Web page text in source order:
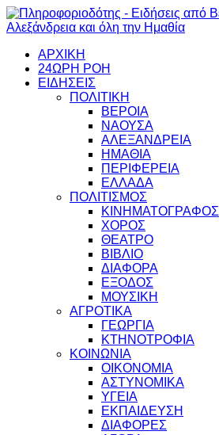
ΑΡΧΙΚΗ
24ΩΡΗ ΡΟΗ
ΕΙΔΗΣΕΙΣ
ΠΟΛΙΤΙΚΗ
ΒΕΡΟΙΑ
ΝΑΟΥΣΑ
ΑΛΕΞΑΝΔΡΕΙΑ
ΗΜΑΘΙΑ
ΠΕΡΙΦΕΡΕΙΑ
ΕΛΛΑΔΑ
ΠΟΛΙΤΙΣΜΟΣ
ΚΙΝΗΜΑΤΟΓΡΑΦΟΣ
ΧΟΡΟΣ
ΘΕΑΤΡΟ
ΒΙΒΛΙΟ
ΔΙΑΦΟΡΑ
ΕΞΟΔΟΣ
ΜΟΥΣΙΚΗ
ΑΓΡΟΤΙΚΑ
ΓΕΩΡΓΙΑ
ΚΤΗΝΟΤΡΟΦΙΑ
ΚΟΙΝΩΝΙΑ
ΟΙΚΟΝΟΜΙΑ
ΑΣΤΥΝΟΜΙΚΑ
ΥΓΕΙΑ
ΕΚΠΑΙΔΕΥΣΗ
ΔΙΑΦΟΡΕΣ